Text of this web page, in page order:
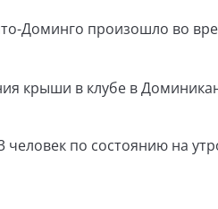
Доминго произошло во
крыши в клубе в
по состоянию на